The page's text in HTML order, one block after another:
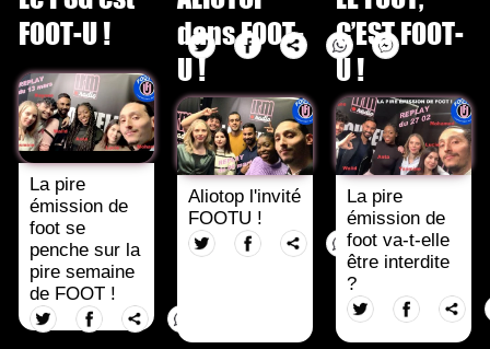
dessous !
FOOT-U !
La pire
émission de
foot se
penche sur la
pire semaine
de FOOT !
dans FOOT-
U !
Aliotop l'invité
FOOTU !
C’EST FOOT-
U !
La pire
émission de
foot va-t-elle
être interdite
?